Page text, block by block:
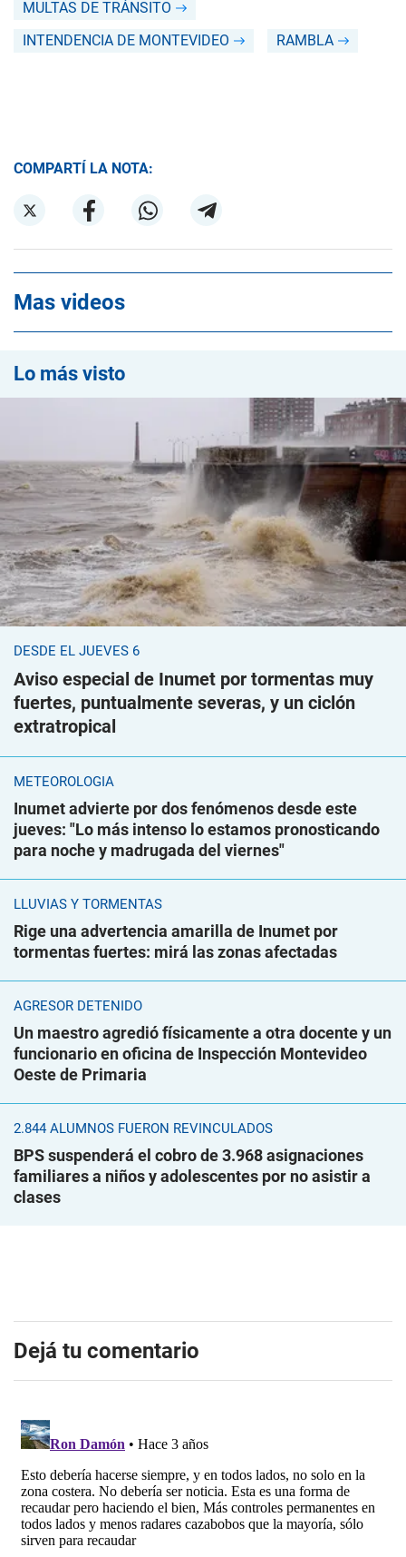
MULTAS DE TRÁNSITO
INTENDENCIA DE MONTEVIDEO
RAMBLA
COMPARTÍ LA NOTA:
Mas videos
Lo más visto
DESDE EL JUEVES 6
Aviso especial de Inumet por tormentas muy
fuertes, puntualmente severas, y un ciclón
extratropical
METEOROLOGÍA
Inumet advierte por dos fenómenos desde este
jueves: "Lo más intenso lo estamos pronosticando
para noche y madrugada del viernes"
LLUVIAS Y TORMENTAS
Rige una advertencia amarilla de Inumet por
tormentas fuertes: mirá las zonas afectadas
AGRESOR DETENIDO
Un maestro agredió físicamente a otra docente y un
funcionario en oficina de Inspección Montevideo
Oeste de Primaria
2.844 ALUMNOS FUERON REVINCULADOS
BPS suspenderá el cobro de 3.968 asignaciones
familiares a niños y adolescentes por no asistir a
clases
Dejá tu comentario